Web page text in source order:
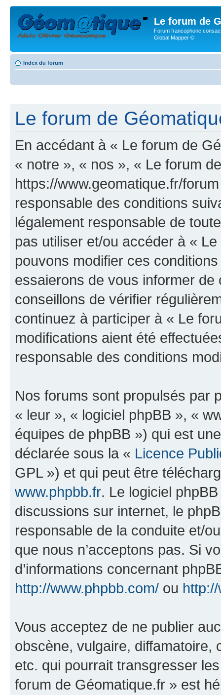
Le forum de
Forum francophone
Global Mapper ©
Index du forum
Le forum de
En accédant à « Le forum de
« notre », « nos », « Le forum
https://www.geomatique.fr/
responsable des conditions
légalement responsable de
pas utiliser et/ou accéder à «
pouvons modifier ces
essaierons de vous informer
conseillons de vérifier
continuez à participer à « Le
modifications aient été
responsable des conditions
Nos forums sont propulsés par
« leur », « logiciel phpBB », «
équipes de phpBB ») qui est
déclarée sous la « Licence
GPL ») et qui peut être
www.phpbb.fr. Le logiciel
discussions sur internet, le
responsable de la conduite et/
que nous n’acceptons pas. Si
d’informations concernant
http://www.phpbb.com/ ou
Vous acceptez de ne publier
obscène, vulgaire, diffamatoire,
etc. qui pourrait transgresser
forum de Géomatique.fr » est